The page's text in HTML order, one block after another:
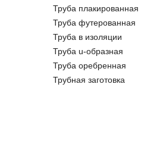
Труба плакированная
Труба футерованная
Труба в изоляции
Труба u-образная
Труба оребренная
Трубная заготовка